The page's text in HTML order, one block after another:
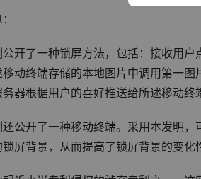
开了一种锁屏方法，包括：接收用
动终端存储的本地图片中调用第一
器根据用户的喜好推送给所述移动终
公开了一种移动终端。采用本发明
屏背景，从而提高了锁屏背景的变化